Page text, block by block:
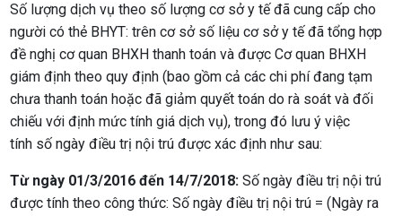
Số lượng dịch vụ theo số lượng cơ sở y tế đã cung cấp cho
người có thẻ BHYT: trên cơ sở số liệu cơ sở y tế đã tổng hợp
đề nghị cơ quan BHXH thanh toán và được Cơ quan BHXH
giám định theo quy định (bao gồm cả các chi phí đang tạm
chưa thanh toán hoặc đã giảm quyết toán do rà soát và đối
chiếu với định mức tính giá dịch vụ), trong đó lưu ý việc
tính số ngày điều trị nội trú được xác định như sau:
Từ ngày 01/3/2016 đến 14/7/2018: Số ngày điều trị nội trú
được tính theo công thức: Số ngày điều trị nội trú = (Ngày ra